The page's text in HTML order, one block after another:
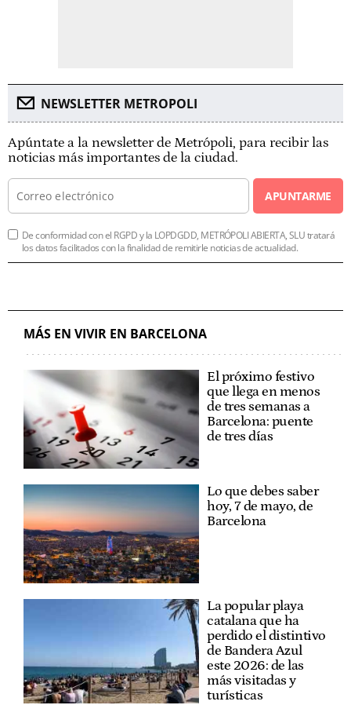
NEWSLETTER METROPOLI
Apúntate a la newsletter de Metrópoli, para recibir las
noticias más importantes de la ciudad.
APUNTARME
De conformidad con el RGPD y la LOPDGDD, METRÓPOLI ABIERTA, SLU tratará
los datos facilitados con la finalidad de remitirle noticias de actualidad.
MÁS EN VIVIR EN BARCELONA
El próximo festivo
que llega en menos
de tres semanas a
Barcelona: puente
de tres días
Lo que debes saber
hoy, 7 de mayo, de
Barcelona
La popular playa
catalana que ha
perdido el distintivo
de Bandera Azul
este 2026: de las
más visitadas y
turísticas